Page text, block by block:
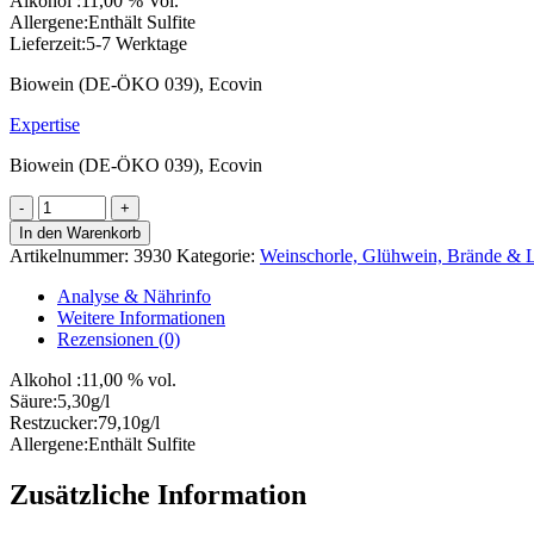
Allergene:Enthält Sulfite
Lieferzeit:5-7 Werktage
Biowein (DE-ÖKO 039), Ecovin
Expertise
Biowein (DE-ÖKO 039), Ecovin
Christmas
Glühwein
Rot
Menge
In den Warenkorb
Artikelnummer: 3930 Kategorie: Weinschorle, Glühwein, Brände &
Analyse & Nährinfo
Weitere Informationen
Rezensionen (0)
Alkohol :11,00 % vol.
Säure:5,30g/l
Restzucker:79,10g/l
Allergene:Enthält Sulfite
Zusätzliche Information